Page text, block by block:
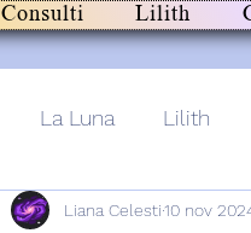
Consulti Lilith
La Luna Lilith
Post+audio Lilith+
Liana Celesti10 nov